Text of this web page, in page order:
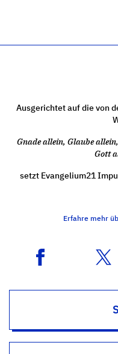
Ausgerichtet auf die von
Gnade allein, Glaube
Gott
setzt Evangelium21
Erfahre mehr